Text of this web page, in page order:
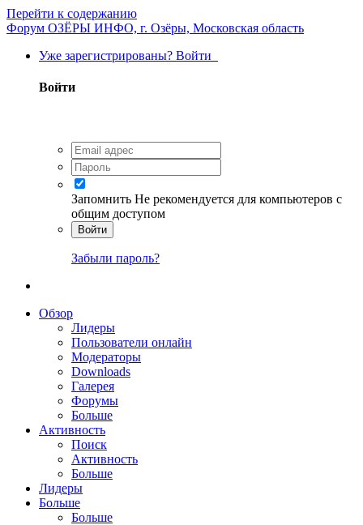
Перейти к содержанию
Форум ОЗЁРЫ ИНФО, г. Озёры, Московская область
Уже зарегистрированы? Войти
Войти
Запомнить Не рекомендуется для компьютеров с
общим доступом
Войти
Забыли пароль?
Обзор
Лидеры
Пользователи онлайн
Модераторы
Downloads
Галерея
Форумы
Больше
Активность
Поиск
Активность
Больше
Лидеры
Больше
Больше